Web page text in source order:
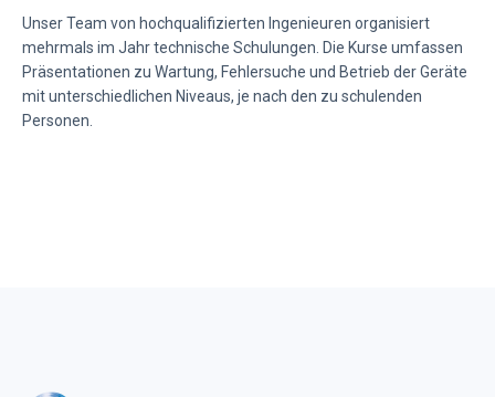
Unser Team von hochqualifizierten Ingenieuren organisiert
mehrmals im Jahr technische Schulungen. Die Kurse umfassen
Präsentationen zu Wartung, Fehlersuche und Betrieb der Geräte
mit unterschiedlichen Niveaus, je nach den zu schulenden
Personen.